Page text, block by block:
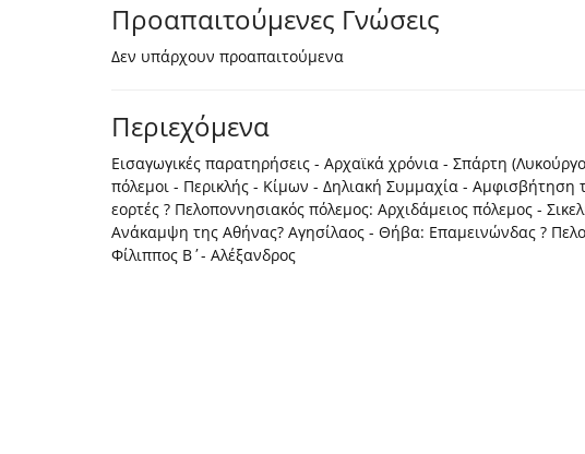
Προαπαιτούμενες Γνώσεις
Δεν υπάρχουν προαπαιτούμενα
Περιεχόμενα
Εισαγωγικές παρατηρήσεις - Αρχαϊκά χρόνια - Σπάρτη
πόλεμοι - Περικλής - Κίμων - Δηλιακή Συμμαχία - Αμφισβήτηση
εορτές ? Πελοποννησιακός πόλεμος: Αρχιδάμειος πόλεμος -
Ανάκαμψη της Αθήνας? Αγησίλαος - Θήβα: Επαμεινώνδας ?
Φίλιππος Β΄- Αλέξανδρος